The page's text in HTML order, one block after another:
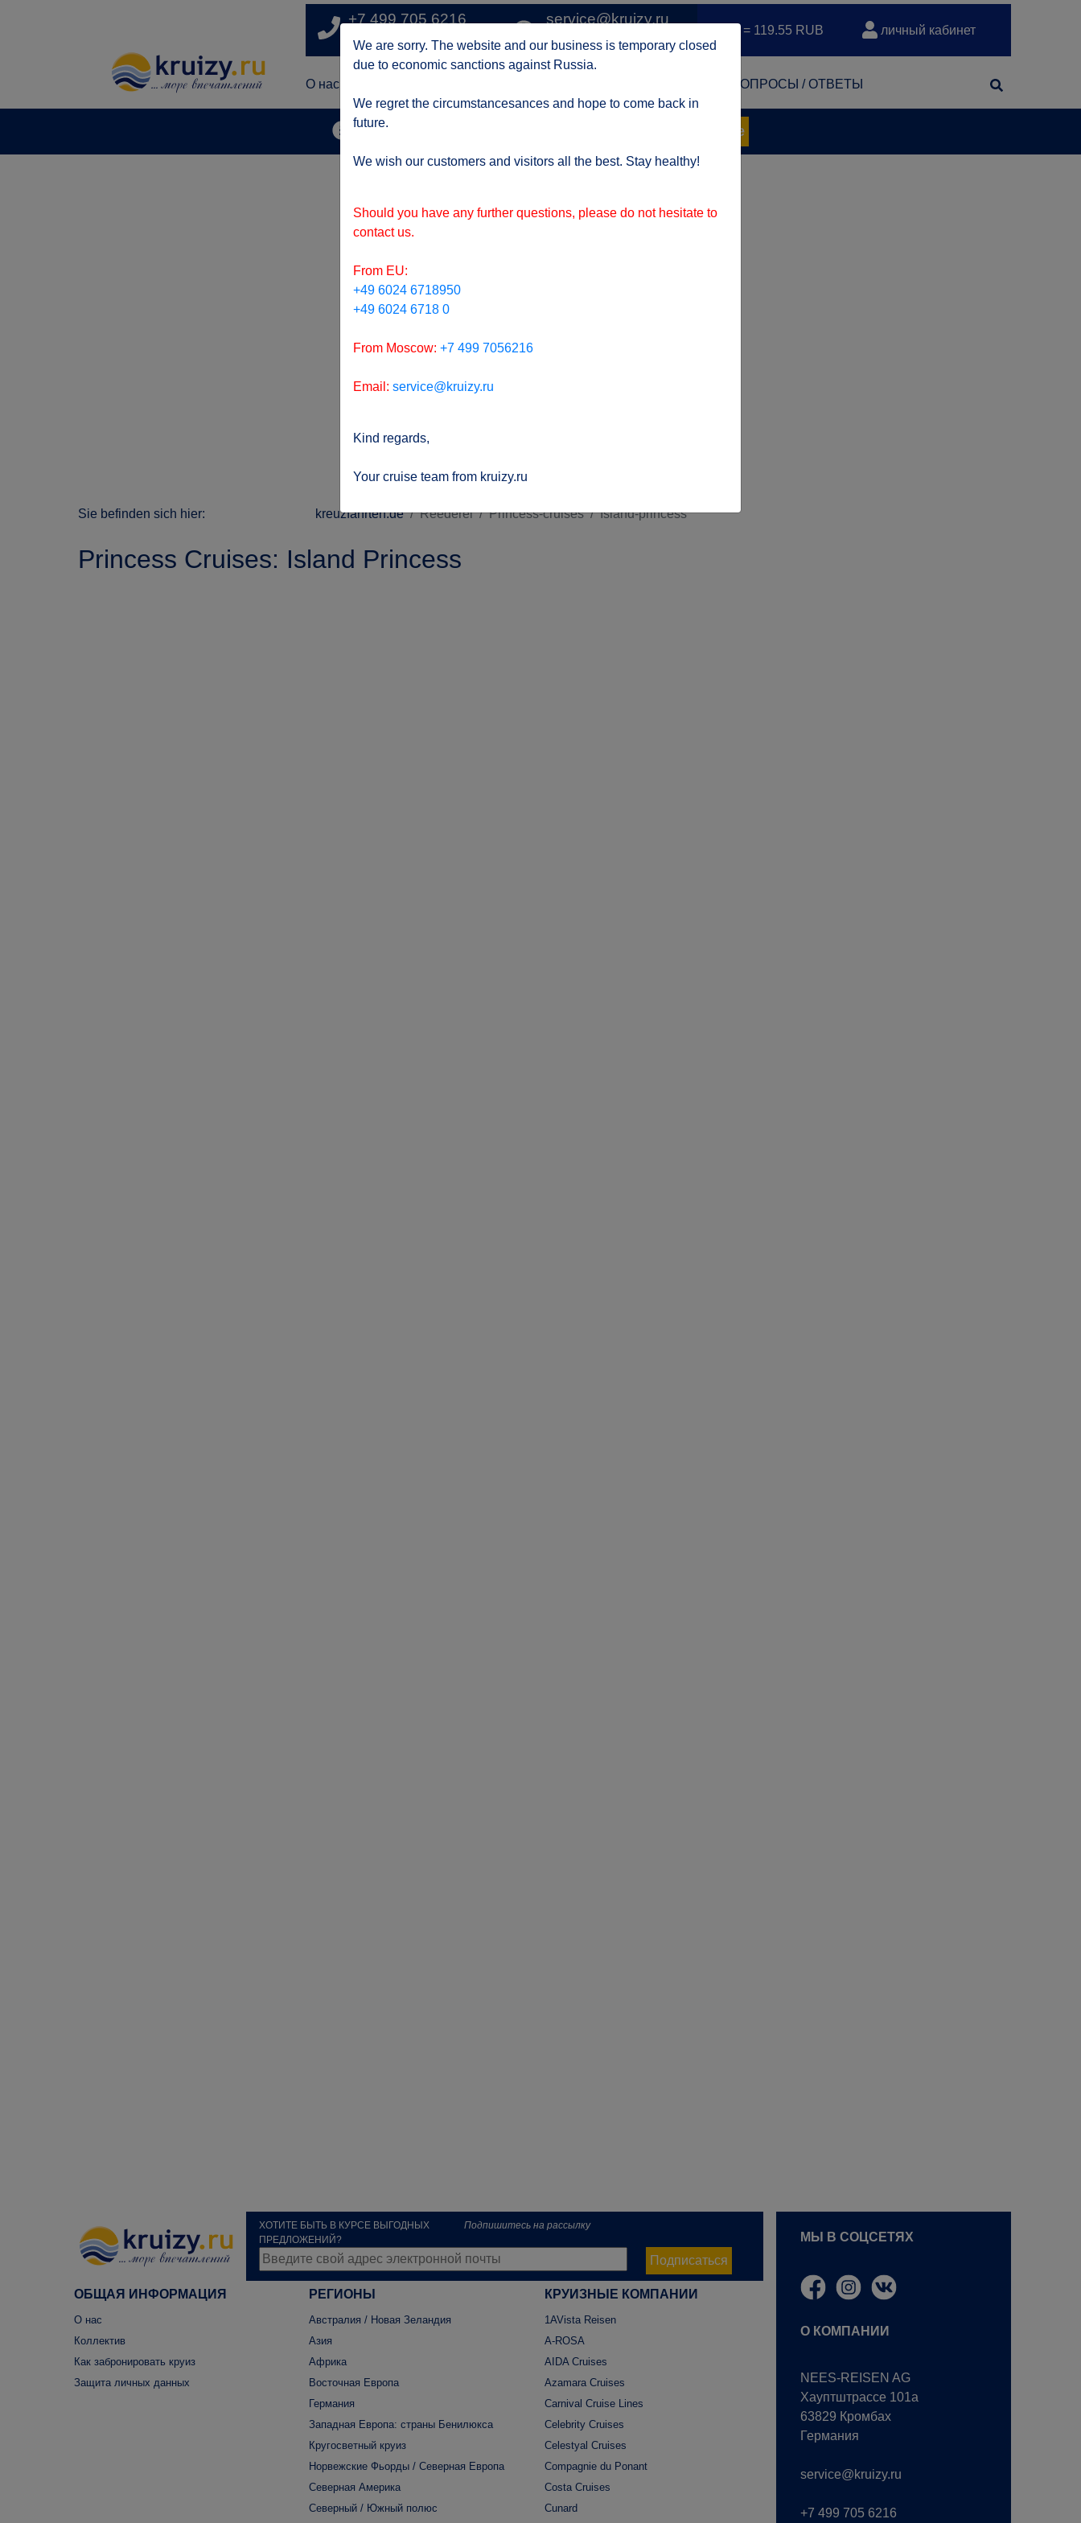
+7 499 705 6216
по Москве
service@kruizy.ru
Отправить запрос
1 EUR = 119.55 RUB личный кабинет
О нас ВОПРОСЫ / ОТВЕТЫ
Актуальная информация о короне вирусе подробнее
Sie befinden sich hier: kreuzfahrten.de Reederei Princess-cruises Island-princess
Princess Cruises: Island Princess
We are sorry. The website and our business is temporary closed
due to economic sanctions against Russia.
We regret the circumstancesances and hope to come back in
future.
We wish our customers and visitors all the best. Stay healthy!
Should you have any further questions, please do not hesitate to
contact us.
From EU:
+49 6024 6718950
+49 6024 6718 0
From Moscow: +7 499 7056216
Email: service@kruizy.ru
Kind regards,
Your cruise team from kruizy.ru
ХОТИТЕ БЫТЬ В КУРСЕ ВЫГОДНЫХ
ПРЕДЛОЖЕНИЙ?
Подпишитесь на рассылку
Подписаться
ОБЩАЯ ИНФОРМАЦИЯ
О нас
Коллектив
Как забронировать круиз
Защита личных данных
РЕГИОНЫ
Австралия / Новая Зеландия
Азия
Африка
Восточная Европа
Германия
Западная Европа: страны Бенилюкса
Кругосветный круиз
Норвежские Фьорды / Северная Европа
Северная Америка
Северный / Южный полюс
КРУИЗНЫЕ КОМПАНИИ
1AVista Reisen
A-ROSA
AIDA Cruises
Azamara Cruises
Carnival Cruise Lines
Celebrity Cruises
Celestyal Cruises
Compagnie du Ponant
Costa Cruises
Cunard
МЫ В СОЦСЕТЯХ
О КОМПАНИИ
NEES-REISEN AG
Хауптштрассе 101a
63829 Кромбах
Германия
service@kruizy.ru
+7 499 705 6216